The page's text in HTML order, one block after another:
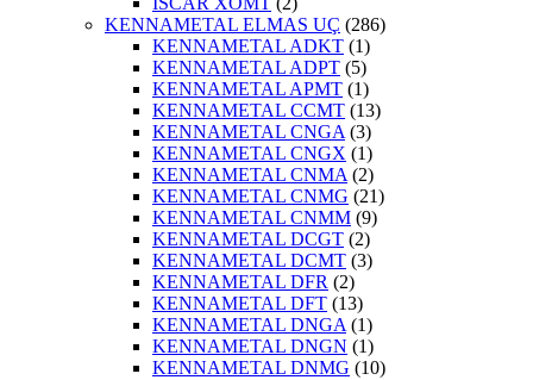
KENNAMETAL ELMAS UÇ (286)
KENNAMETAL ADKT (1)
KENNAMETAL ADPT (5)
KENNAMETAL APMT (1)
KENNAMETAL CCMT (13)
KENNAMETAL CNGA (3)
KENNAMETAL CNGX (1)
KENNAMETAL CNMA (2)
KENNAMETAL CNMG (21)
KENNAMETAL CNMM (9)
KENNAMETAL DCGT (2)
KENNAMETAL DCMT (3)
KENNAMETAL DFR (2)
KENNAMETAL DFT (13)
KENNAMETAL DNGA (1)
KENNAMETAL DNGN (1)
KENNAMETAL DNMG (10)